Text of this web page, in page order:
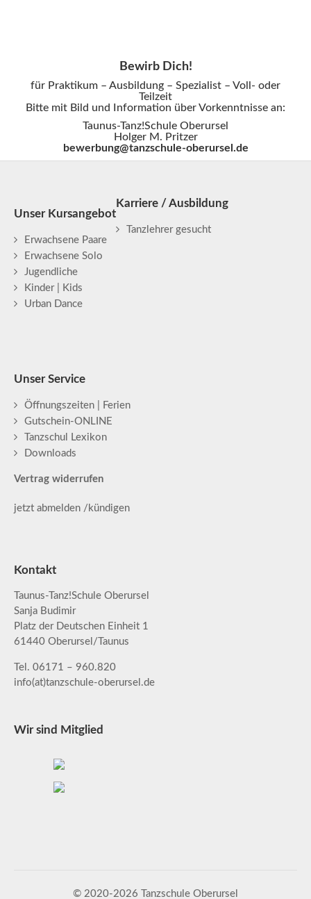
Bewirb Dich!
für Praktikum – Ausbildung – Spezialist – Voll- oder
Teilzeit
Bitte mit Bild und Information über Vorkenntnisse an:
Taunus-Tanz!Schule Oberursel
Holger M. Pritzer
bewerbung@tanzschule-oberursel.de
Unser Kursangebot
Erwachsene Paare
Erwachsene Solo
Jugendliche
Kinder | Kids
Urban Dance
Karriere / Ausbildung
Tanzlehrer gesucht
Unser Service
Öffnungszeiten | Ferien
Gutschein-ONLINE
Tanzschul Lexikon
Downloads
Vertrag widerrufen
jetzt abmelden /kündigen
Kontakt
Taunus-Tanz!Schule Oberursel
Sanja Budimir
Platz der Deutschen Einheit 1
61440 Oberursel/Taunus
Tel. 06171 – 960.820
info(at)tanzschule-oberursel.de
Wir sind Mitglied
© 2020-2026 Tanzschule Oberursel